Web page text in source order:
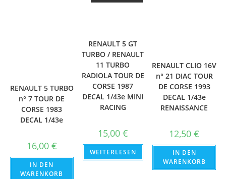
RENAULT 5 TURBO
n° 7 TOUR DE
CORSE 1983
DECAL 1/43e
16,00 €
IN DEN
WARENKORB
RENAULT 5 GT
TURBO / RENAULT
11 TURBO
RADIOLA TOUR DE
CORSE 1987
DECAL 1/43e MINI
RACING
15,00 €
WEITERLESEN
RENAULT CLIO 16V
n° 21 DIAC TOUR
DE CORSE 1993
DECAL 1/43e
RENAISSANCE
12,50€
IN DEN
WARENKORB